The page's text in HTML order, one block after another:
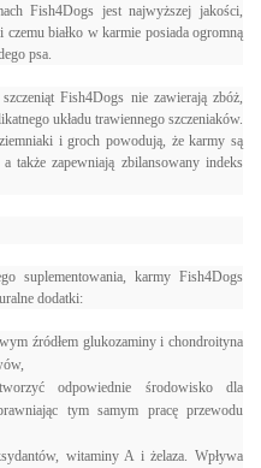
Fish4Dogs jest najwyższej jakości,
białko w karmie posiada ogromną
psa.
Fish4Dogs nie zawierają zbóż,
układu trawiennego szczeniaków.
i groch powodują, że karmy są
także zapewniają zbilansowany indeks
suplementowania, karmy Fish4Dogs
dodatki:
źródłem glukozaminy i chondroityna
odpowiednie środowisko dla
tym samym pracę przewodu
witaminy A i żelaza. Wpływa